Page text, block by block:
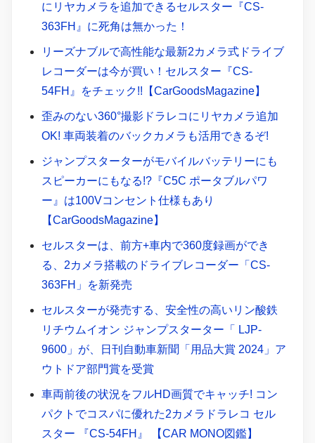
にリヤカメラを追加できるセルスター『CS-
363FH』に死角は無かった！
リーズナブルで高性能な最新2カメラ式ドライブ
レコーダーは今が買い！セルスター『CS-
54FH』をチェック!!【CarGoodsMagazine】
歪みのない360°撮影ドラレコにリヤカメラ追加
OK! 車両装着のバックカメラも活用できるぞ!
ジャンプスターターがモバイルバッテリーにも
スピーカーにもなる!?『C5C ポータブルパワ
ー』は100Vコンセント仕様もあり
【CarGoodsMagazine】
セルスターは、前方+車内で360度録画ができ
る、2カメラ搭載のドライブレコーダー「CS-
363FH」を新発売
セルスターが発売する、安全性の高いリン酸鉄
リチウムイオン ジャンプスターター「 LJP-
9600」が、日刊自動車新聞「用品大賞 2024」ア
ウトドア部門賞を受賞
車両前後の状況をフルHD画質でキャッチ! コン
パクトでコスパに優れた2カメラドラレコ セル
スター 『CS-54FH』 【CAR MONO図鑑】